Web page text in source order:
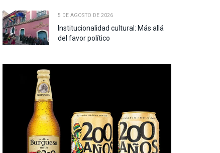
5 DE AGOSTO DE 2026
Institucionalidad cultural: Más allá
del favor político